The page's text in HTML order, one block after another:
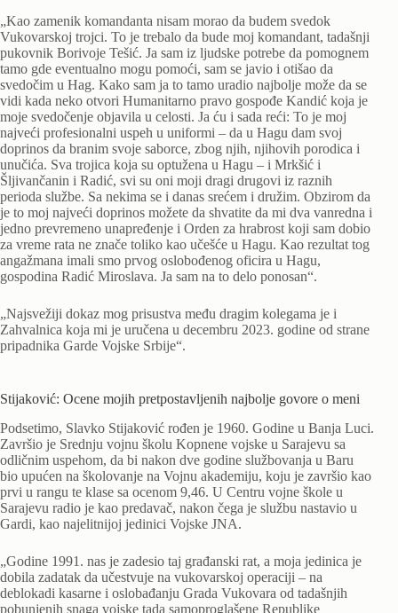
„Kao zamenik komandanta nisam morao da budem svedok
Vukovarskoj trojci. To je trebalo da bude moj komandant, tadašnji
pukovnik Borivoje Tešić. Ja sam iz ljudske potrebe da pomognem
tamo gde eventualno mogu pomoći, sam se javio i otišao da
svedočim u Hag. Kako sam ja to tamo uradio najbolje može da se
vidi kada neko otvori Humanitarno pravo gospođe Kandić koja je
moje svedočenje objavila u celosti. Ja ću i sada reći: To je moj
najveći profesionalni uspeh u uniformi – da u Hagu dam svoj
doprinos da branim svoje saborce, zbog njih, njihovih porodica i
unučića. Sva trojica koja su optužena u Hagu – i Mrkšić i
Šljivančanin i Radić, svi su oni moji dragi drugovi iz raznih
perioda službe. Sa nekima se i danas srećem i družim. Obzirom da
je to moj najveći doprinos možete da shvatite da mi dva vanredna i
jedno prevremeno unapređenje i Orden za hrabrost koji sam dobio
za vreme rata ne znače toliko kao učešće u Hagu. Kao rezultat tog
angažmana imali smo prvog oslobođenog oficira u Hagu,
gospodina Radić Miroslava. Ja sam na to delo ponosan“.
„Najsvežiji dokaz mog prisustva među dragim kolegama je i
Zahvalnica koja mi je uručena u decembru 2023. godine od strane
pripadnika Garde Vojske Srbije“.
Stijaković: Ocene mojih pretpostavljenih najbolje govore o meni
Podsetimo, Slavko Stijaković rođen je 1960. Godine u Banja Luci.
Završio je Srednju vojnu školu Kopnene vojske u Sarajevu sa
odličnim uspehom, da bi nakon dve godine službovanja u Baru
bio upućen na školovanje na Vojnu akademiju, koju je završio kao
prvi u rangu te klase sa ocenom 9,46. U Centru vojne škole u
Sarajevu radio je kao predavač, nakon čega je službu nastavio u
Gardi, kao najelitnijoj jedinici Vojske JNA.
„Godine 1991. nas je zadesio taj građanski rat, a moja jedinica je
dobila zadatak da učestvuje na vukovarskoj operaciji – na
deblokadi kasarne i oslobađanju Grada Vukovara od tadašnjih
pobunjenih snaga vojske tada samoproglašene Republike